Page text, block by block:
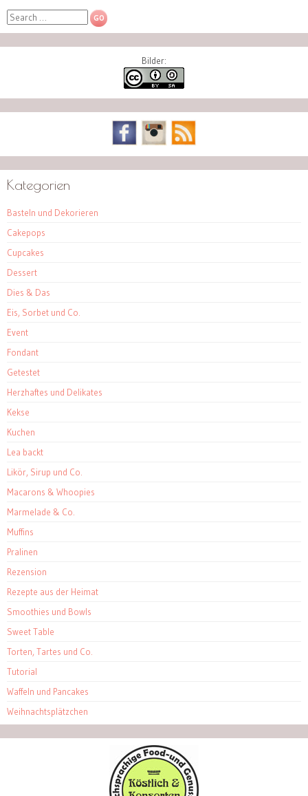
Search
Bilder:
Kategorien
Basteln und Dekorieren
Cakepops
Cupcakes
Dessert
Dies & Das
Eis, Sorbet und Co.
Event
Fondant
Getestet
Herzhaftes und Delikates
Kekse
Kuchen
Lea backt
Likör, Sirup und Co.
Macarons & Whoopies
Marmelade & Co.
Muffins
Pralinen
Rezension
Rezepte aus der Heimat
Smoothies und Bowls
Sweet Table
Torten, Tartes und Co.
Tutorial
Waffeln und Pancakes
Weihnachtsplätzchen